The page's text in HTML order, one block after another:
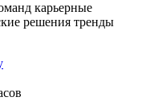
карьерные
решения тренды